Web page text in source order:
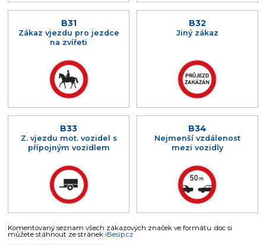
B31
Zákaz vjezdu pro jezdce
na zvířeti
B32
Jiný zákaz
B33
Z. vjezdu mot. vozidel s
přípojným vozidlem
B34
Nejmenší vzdálenost
mezi vozidly
Komentovaný seznam všech zákazových značek ve formátu .doc si
můžete stáhnout ze stránek iBesip.cz